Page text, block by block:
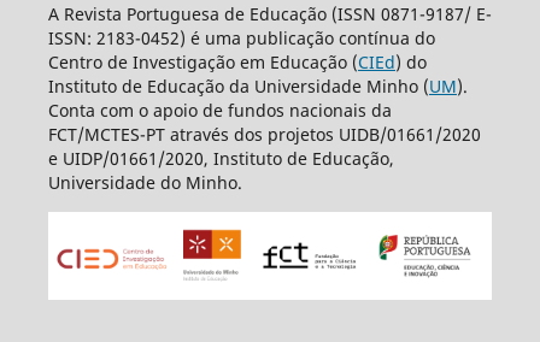
A Revista Portuguesa de Educação (ISSN 0871-9187/ E-
ISSN: 2183-0452) é uma publicação contínua do
Centro de Investigação em Educação (CIEd) do
Instituto de Educação da Universidade Minho (UM).
Conta com o apoio de fundos nacionais da
FCT/MCTES-PT através dos projetos UIDB/01661/2020
e UIDP/01661/2020, Instituto de Educação,
Universidade do Minho.